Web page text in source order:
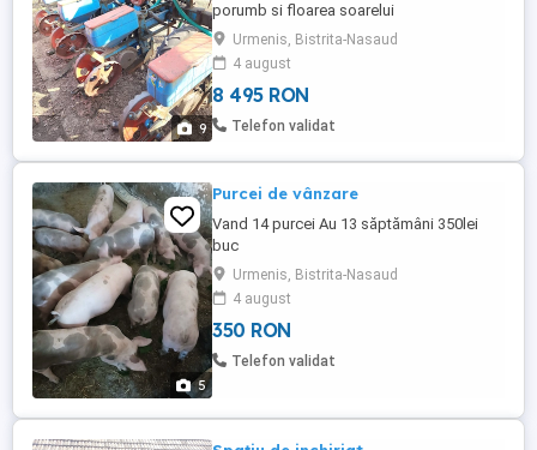
9
porumb si floarea soarelui
Urmenis, Bistrita-Nasaud
4 august
8 495 RON
Telefon validat
5
Purcei de vânzare
Vand 14 purcei Au 13 săptămâni 350lei
buc
Urmenis, Bistrita-Nasaud
4 august
350 RON
Telefon validat